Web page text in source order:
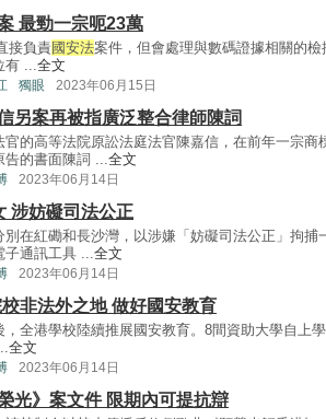
最勁一宗呃23萬
接負責國安法案件，但會處理與數碼證據相關的檢
有 ...全文
獨眼 2023年06月15日
另案再被指廣泛整合律師陳詞
官的高等法院原訟法庭法官陳嘉信，在前年一宗商
告的書面陳詞 ...全文
2023年06月14日
涉妨礙司法公正
別在紅磡和長沙灣，以涉嫌「妨礙司法公正」拘捕
子通訊工具 ...全文
2023年06月14日
非法外之地 做好國安教育
，全港學校陸續推展國安教育。8間資助大學自上
全文
2023年06月14日
光》案文件 限期內可提抗辯